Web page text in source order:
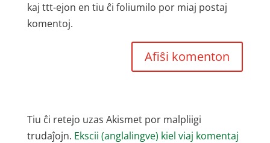
kaj ttt-ejon en tiu ĉi foliumilo por miaj postaj
komentoj.
Tiu ĉi retejo uzas Akismet por malpliigi
trudaĵojn. Ekscii (anglalingve) kiel viaj komentaj